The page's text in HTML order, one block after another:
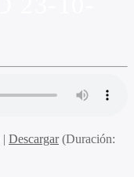
| Descargar(Duración: